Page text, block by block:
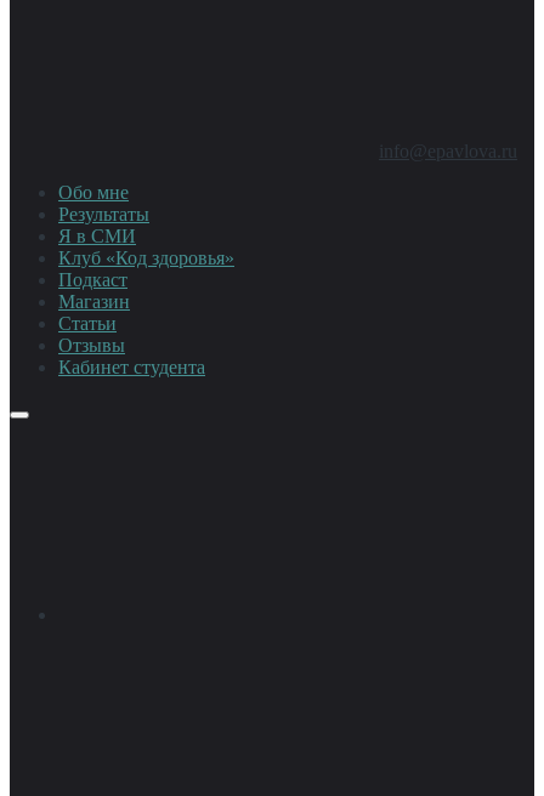
info@epavlova.ru
Обо мне
Результаты
Я в СМИ
Клуб «Код здоровья»
Подкаст
Магазин
Статьи
Отзывы
Кабинет студента